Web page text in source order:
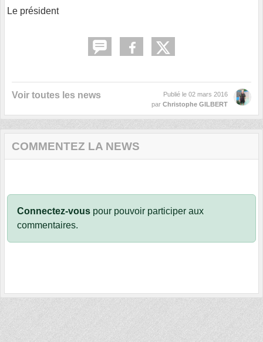
Le président
Voir toutes les news Publié le 02 mars 2016
par Christophe GILBERT
COMMENTEZ LA NEWS
Connectez-vous pour pouvoir participer aux
commentaires.